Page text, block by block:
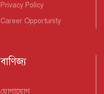
Privacy Policy
Career Opportunity
বাণিজ্য
যোগাযোগ